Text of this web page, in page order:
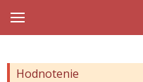
Hodnotenie